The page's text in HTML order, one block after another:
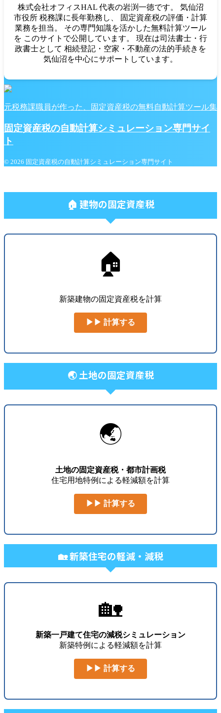
株式会社オフィスHAL 代表の岩渕一徳です。 気仙沼
市役所 税務課に長年勤務し、 固定資産税の評価・計算
業務を担当。 その専門知識を活かした無料計算ツール
を このサイトで公開しています。 現在は司法書士・行
政書士として 相続登記・空家・不動産の法的手続きを
気仙沼を中心にサポートしています。
元税務課職員が作った、固定資産税の無料自動計算ツール集
固定資産税の自動計算シミュレーション専門サイ
ト
© 2026 固定資産税の自動計算シミュレーション専門サイト
🏠 建物の固定資産税
🏠
新築建物の固定資産税を計算
▶▶ 計算する
🌏 土地の固定資産税
🌏
土地の固定資産税・都市計画税
住宅用地特例による軽減額を計算
▶▶ 計算する
🏡 新築住宅の軽減・減税
🏡
新築一戸建て住宅の減税シミュレーション
新築特例による軽減額を計算
▶▶ 計算する